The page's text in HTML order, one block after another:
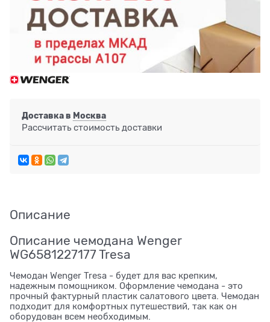
Доставка в Москва
Рассчитать стоимость доставки
Описание
Описание чемодана Wenger
WG6581227177 Tresa
Чемодан Wenger Tresa - будет для вас крепким,
надежным помощником. Оформление чемодана - это
прочный фактурный пластик салатового цвета. Чемодан
подходит для комфортных путешествий, так как он
оборудован всем необходимым.